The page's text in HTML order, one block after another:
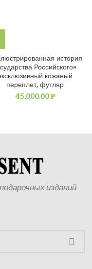
история
Российского»
кожаный
переплет, футляр
45,000.00Р
изданий